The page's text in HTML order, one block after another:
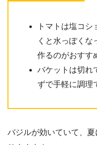
トマトは塩コ
くと水っぽくな
作るのがおすす
バケットは切れ
ずで手軽に調理
バジルが効いていて、